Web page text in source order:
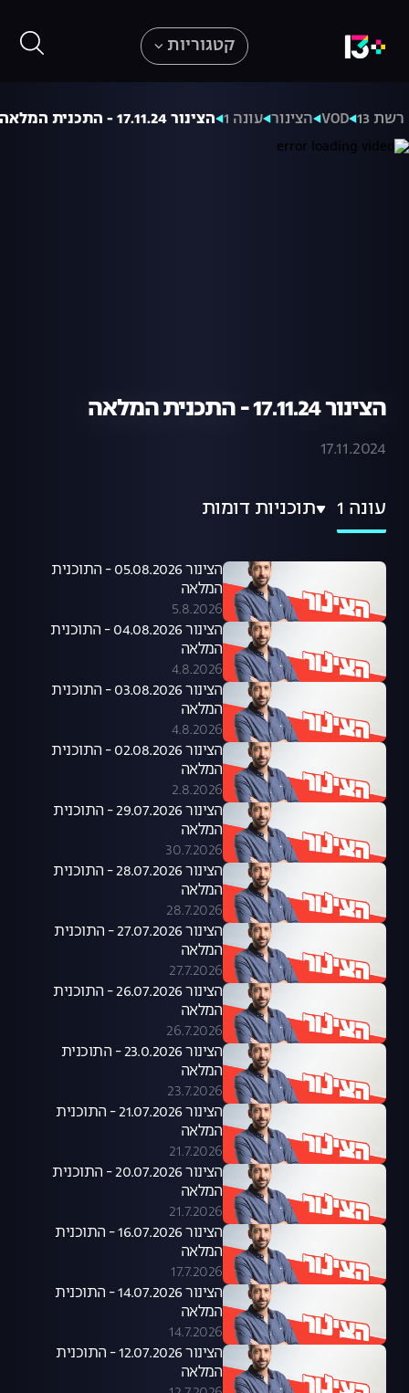
קטגוריות
רשת 13 VOD הצינור עונה 1 הצינור 17.11.24 - התכנית המלאה
הצינור 17.11.24 - התכנית המלאה
17.11.2024
עונה 1 תוכניות דומות
הצינור 05.08.2026 - התוכנית
המלאה
5.8.2026
הצינור 04.08.2026 - התוכנית
המלאה
4.8.2026
הצינור 03.08.2026 - התוכנית
המלאה
4.8.2026
הצינור 02.08.2026 - התוכנית
המלאה
2.8.2026
הצינור 29.07.2026 - התוכנית
המלאה
30.7.2026
הצינור 28.07.2026 - התוכנית
המלאה
28.7.2026
הצינור 27.07.2026 - התוכנית
המלאה
27.7.2026
הצינור 26.07.2026 - התוכנית
המלאה
26.7.2026
הצינור 23.0.2026 - התוכנית
המלאה
23.7.2026
הצינור 21.07.2026 - התוכנית
המלאה
21.7.2026
הצינור 20.07.2026 - התוכנית
המלאה
21.7.2026
הצינור 16.07.2026 - התוכנית
המלאה
17.7.2026
הצינור 14.07.2026 - התוכנית
המלאה
14.7.2026
הצינור 12.07.2026 - התוכנית
המלאה